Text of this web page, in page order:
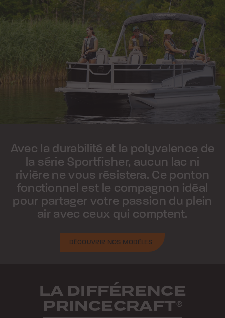
Avec la durabilité et la polyvalence de
la série Sportfisher, aucun lac ni
rivière ne vous résistera. Ce ponton
fonctionnel est le compagnon idéal
pour partager votre passion du plein
air avec ceux qui comptent.
DÉCOUVRIR NOS MODÈLES
LA DIFFÉRENCE
PRINCECRAFT®